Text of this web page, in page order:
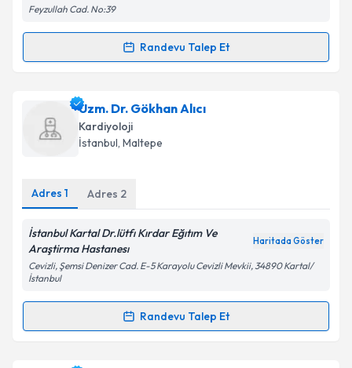
Feyzullah Cad. No:39
Randevu Talep Et
Randevu Takvimi Talebi
Prof. Dr. Bekir Yılmaz Cingözbay
takvimi talebi oluşturun. Size bu uzmandan randevu
almanız için bir takvim hazırlandığında e-posta ile
Kişisel verilerimin işlenmesine ilişkin Aydınlatma
Uzm. Dr. Gökhan Alıcı
Kardiyoloji
İstanbul, Maltepe
Adres 1 Adres 2
İstanbul Kartal Dr.lütfı Kırdar Eğıtım Ve
Araştirma Hastanesı
Haritada Göster
Cevizli, Şemsi Denizer Cad. E-5 Karayolu Cevizli Mevkii, 34890 Kartal/
İstanbul
Randevu Talep Et
Randevu Takvimi Talebi